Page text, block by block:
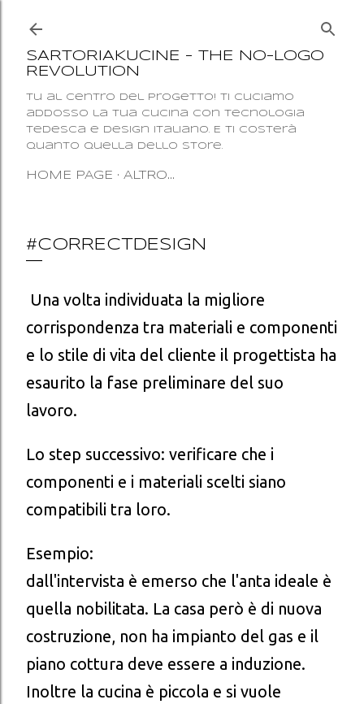
Passa ai contenuti principali
SARTORIAKUCINE - THE NO-LOGO
REVOLUTION
Tu al centro del progetto! Ti cuciamo
addosso la tua cucina con tecnologia
tedesca e design italiano. E ti costerà
quanto quella dello Store.
HOME PAGE ALTRO…
#CORRECTDESIGN
Una volta individuata la migliore
corrispondenza tra materiali e componenti
e lo stile di vita del cliente il progettista ha
esaurito la fase preliminare del suo
lavoro.
Lo step successivo: verificare che i
componenti e i materiali scelti siano
compatibili tra loro.
Esempio:
dall'intervista è emerso che l'anta ideale è
quella nobilitata. La casa però è di nuova
costruzione, non ha impianto del gas e il
piano cottura deve essere a induzione.
Inoltre la cucina è piccola e si vuole